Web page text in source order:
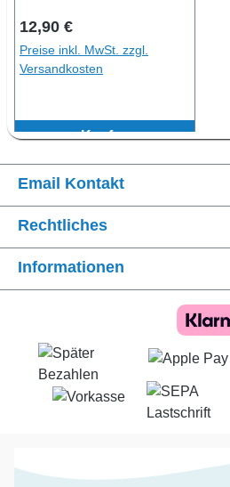
Regulärer Preis:
12,90 €
Preise inkl. MwSt. zzgl.
Versandkosten
Kaufen
Email Kontakt
Rechtliches
Informationen